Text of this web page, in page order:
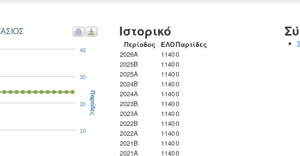
10
20
30
40
Παρτίδες
Ιστορικό
Περίοδος ΕΛΟΠαρτίδες
2026A
11400
2025B
11400
2025A
11400
2024B
11400
2024A
11400
2023B
11400
2023Α
11400
2022B
11400
2022A
11400
2021B
11400
2021A
11400